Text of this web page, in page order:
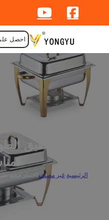
احصل
اختيار حجم طبق
الرئيسية غير مصنف/ اختيار حجم